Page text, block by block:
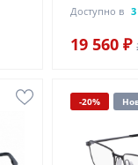
Доступно в
19 560 ₽
-20%